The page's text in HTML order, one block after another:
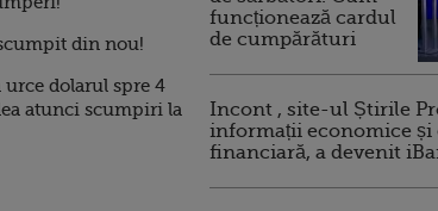
din nou!
urce dolarul spre 4
atunci scumpiri la
funcționează cardul
de cumpărături
Incont , site-ul Știrile
informații economice și
financiară, a devenit